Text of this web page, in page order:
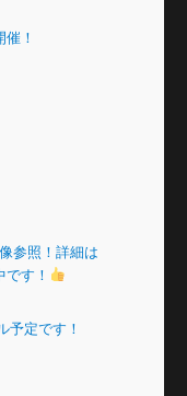
！
参照！詳細は
す！
定です！